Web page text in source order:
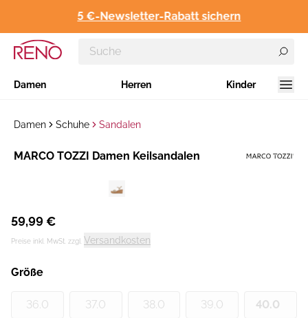
5 €-Newsletter-Rabatt sichern
Damen Herren Kinder
Damen Schuhe Sandalen
Hersteller :
MARCO TOZZI Damen Keilsandalen
59,99 €
Preise inkl. MwSt. zzgl. Versandkosten
Größe
36.0 37.0 38.0 39.0 40.0